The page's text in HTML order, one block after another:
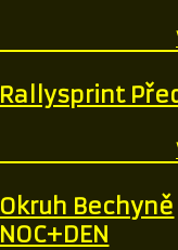
Rallysprint
Okruh Bechyně
NOC+DEN